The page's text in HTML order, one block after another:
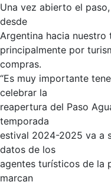
Una vez abierto el
desde
Argentina hacia
principalmente por
compras.
“Es muy importante
celebrar la
reapertura del Paso
temporada
estival 2024-2025 va a
datos de los
agentes turísticos de la
marcan